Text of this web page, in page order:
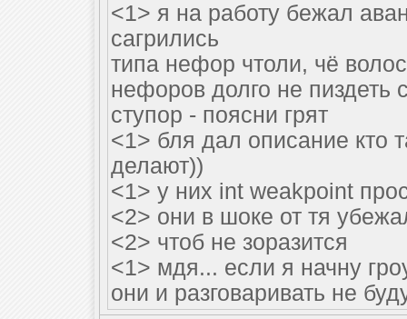
<1> я на работу бежал
сагрились
типа нефор чтоли, чё
нефоров долго не пиздеть
ступор - поясни грят
<1> бля дал описание кто
делают))
<1> у них int weakpoint
<2> они в шоке от тя
<2> чтоб не зоразится
<1> мдя... если я начну
они и разговаривать не